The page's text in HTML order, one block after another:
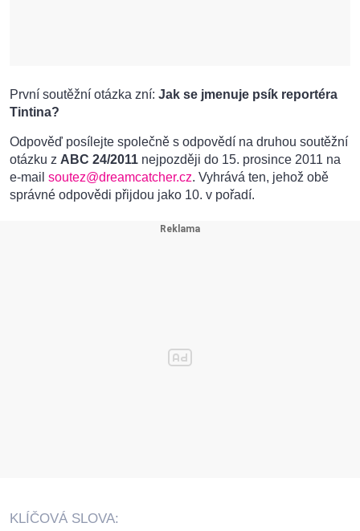
První soutěžní otázka zní: Jak se jmenuje psík reportéra
Tintina?
Odpověď posílejte společně s odpovědí na druhou soutěžní
otázku z ABC 24/2011 nejpozději do 15. prosince 2011 na
e-mail soutez@dreamcatcher.cz. Vyhrává ten, jehož obě
správné odpovědi přijdou jako 10. v pořadí.
KLÍČOVÁ SLOVA: